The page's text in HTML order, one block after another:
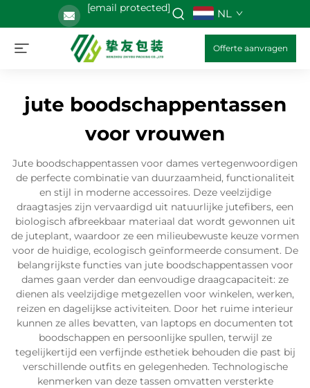
[email protected] NL
Offerte aanvragen
jute boodschappentassen
voor vrouwen
Jute boodschappentassen voor dames vertegenwoordigen
de perfecte combinatie van duurzaamheid, functionaliteit
en stijl in moderne accessoires. Deze veelzijdige
draagtasjes zijn vervaardigd uit natuurlijke jutefibers, een
biologisch afbreekbaar materiaal dat wordt gewonnen uit
de juteplant, waardoor ze een milieubewuste keuze vormen
voor de huidige, ecologisch geïnformeerde consument. De
belangrijkste functies van jute boodschappentassen voor
dames gaan verder dan eenvoudige draagcapaciteit: ze
dienen als veelzijdige metgezellen voor winkelen, werken,
reizen en dagelijkse activiteiten. Door het ruime interieur
kunnen ze alles bevatten, van laptops en documenten tot
boodschappen en persoonlijke spullen, terwijl ze
tegelijkertijd een verfijnde esthetiek behouden die past bij
verschillende outfits en gelegenheden. Technologische
kenmerken van deze tassen omvatten versterkte